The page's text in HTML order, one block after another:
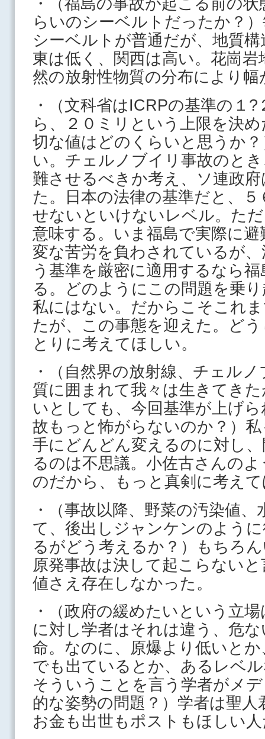
らいのシーベルトだったか？
シーベルトが普通だが、地質
東は低く、関西は高い。花崗
然の放射性物質の分布により幅
・（文科省はICRPの基準の１
ら、２０ミリという上限を決
切な値はどのくらいと思うか
い。チェルノブイリ事故のと
難させるべきか考え、ソ連政
た。日本の法律の基準だと、
せないといけないレベル。た
意味する。いま福島で実際に
変な苦労を負わされているが
う基準を厳密に適用するなら
る。どのようにこの問題を乗
私にはない。だからこそこれ
たが、この事態を迎えた。ど
とりに考えてほしい。
・（自然界の放射線、チェル
質に囲まれて我々は生きてき
いとしても、今回基準が上げ
故もっと怖がらないのか？）
手にどんどん変えるのに対し
るのは不思議。小佐古さんの
のだから、もっと真剣に考え
・（事故以降、野菜の汚染値
て、後出しジャンケンのよう
るがどう考えるか？）もちろ
原発事故は決して起こらない
値さえ存在しなかった。
・（政府の緩めたいという立
に対し学者はそれは違う、危
命。なのに、原爆より低いと
でも出ているとか、あるレベ
そういうことを言う学者がメ
的な姿勢の問題？）学者は聖
お金も出世もポストもほしい